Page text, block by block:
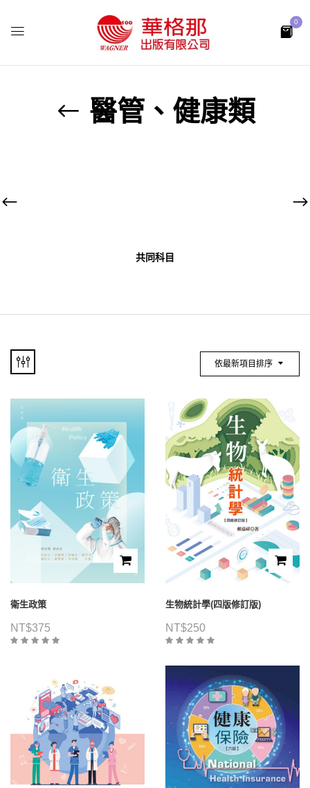
0
醫管、健康類
共同科目
依最新項目排序
衛生政策
NT$375
生物統計學(四版修訂版)
NT$250